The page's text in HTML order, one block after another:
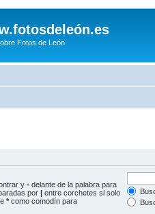
Fotos de León
y - delante de la palabra para
por | entre corchetes si solo
* como comodín para